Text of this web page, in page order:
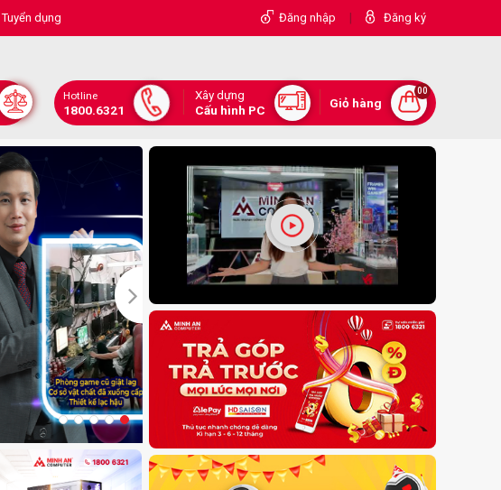
Tuyển dụng Đăng nhập | Đăng ký
Hotline
1800.6321
Xây dựng
Cấu hình PC
Giỏ hàng
00